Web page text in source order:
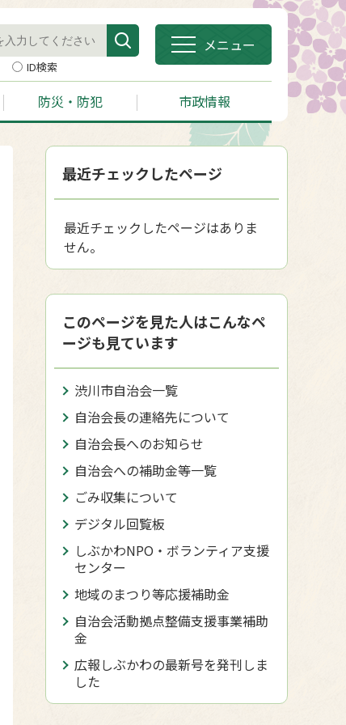
ID検索
メニュー
防災・防犯 市政情報
最近チェックしたページ
最近チェックしたページはありま
せん。
このページを見た人はこんなペ
ージも見ています
渋川市自治会一覧
自治会長の連絡先について
自治会長へのお知らせ
自治会への補助金等一覧
ごみ収集について
デジタル回覧板
しぶかわNPO・ボランティア支援
センター
地域のまつり等応援補助金
自治会活動拠点整備支援事業補助
金
広報しぶかわの最新号を発刊しま
した